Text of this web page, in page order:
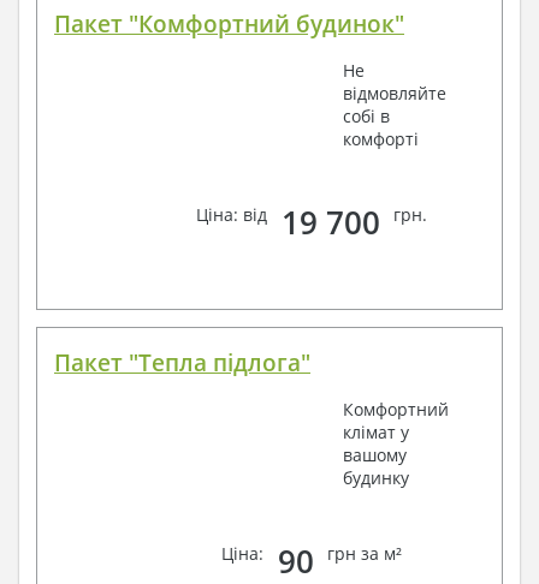
Пакет "Комфортний будинок"
Не
відмовляйте
собі в
комфорті
Ціна: від 19 700 грн.
Пакет "Тепла підлога"
Комфортний
клімат у
вашому
будинку
Ціна: 90 грн за м²